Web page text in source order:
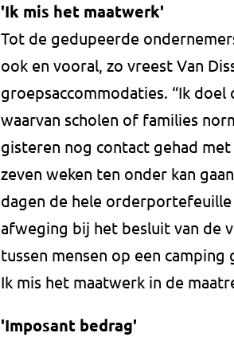
'Ik mis het maatwerk'
Tot de gedupeerde
ook en vooral, zo vreest Van
groepsaccommodaties. “Ik
waarvan scholen of families
gisteren nog contact gehad
zeven weken ten onder kan
dagen de hele
afweging bij het besluit van de
tussen mensen op een
Ik mis het maatwerk in de
'Imposant bedrag'